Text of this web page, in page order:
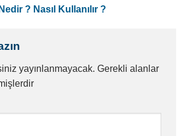
? Nasıl Kullanılır ?
yayınlanmayacak. Gerekli alanlar